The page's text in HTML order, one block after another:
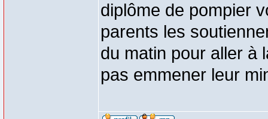
diplôme de pompier
parents les
du matin pour aller à
pas emmener leur